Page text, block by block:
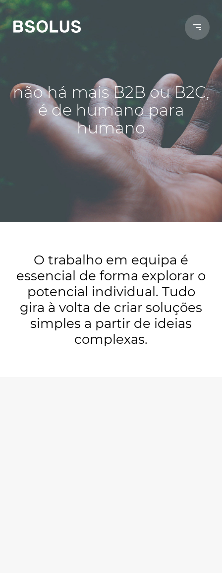
não há mais B2B ou B2C,
é de humano para
humano
O trabalho em equipa é
essencial de forma explorar o
potencial individual. Tudo
gira à volta de criar soluções
simples a partir de ideias
complexas.